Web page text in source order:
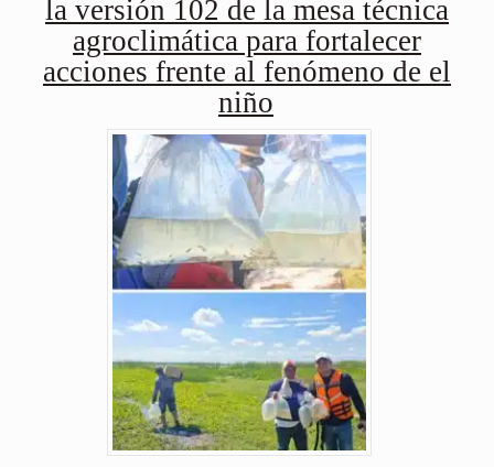
la versión 102 de la mesa técnica
agroclimática para fortalecer
acciones frente al fenómeno de el
niño